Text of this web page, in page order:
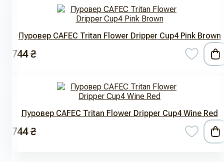
Пуровер CAFEC Tritan Flower Dripper Cup4 Pink Brown
744 ₴
Пуровер CAFEC Tritan Flower Dripper Cup4 Wine Red
744 ₴